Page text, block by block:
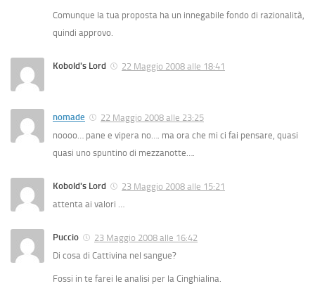
Comunque la tua proposta ha un innegabile fondo di razionalità,
quindi approvo.
Kobold's Lord 22 Maggio 2008 alle 18:41
nomade
22 Maggio 2008 alle 23:25
noooo… pane e vipera no…. ma ora che mi ci fai pensare, quasi
quasi uno spuntino di mezzanotte….
Kobold's Lord
23 Maggio 2008 alle 15:21
attenta ai valori …
Puccio
23 Maggio 2008 alle 16:42
Di cosa di Cattivina nel sangue?
Fossi in te farei le analisi per la Cinghialina.